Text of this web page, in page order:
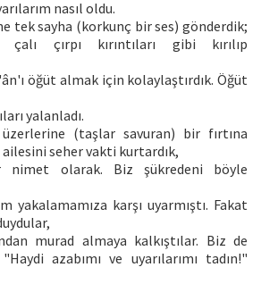
nasıl oldu.
tek sayha (korkunç bir ses) gönderdik;
çalı çırpı kırıntıları gibi kırılıp
öğüt almak için kolaylaştırdık. Öğüt
yalanladı.
(taşlar savuran) bir fırtına
ailesini seher vakti kurtardık,
nimet olarak. Biz şükredeni böyle
yakalamamıza karşı uyarmıştı. Fakat
murad almaya kalkıştılar. Biz de
azabımı ve uyarılarımı tadın!"